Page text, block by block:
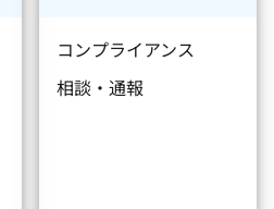
コンプライアンス
相談・通報